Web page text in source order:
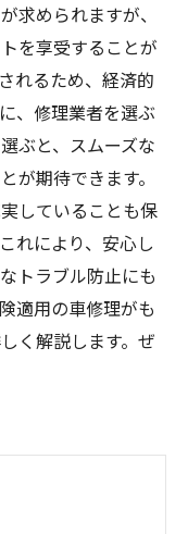
求められますが、
を享受することが
れるため、経済的
、修理業者を選ぶ
ぶと、スムーズな
が期待できます。
していることも保
れにより、安心し
トラブル防止にも
適用の車修理がも
く解説します。ぜ